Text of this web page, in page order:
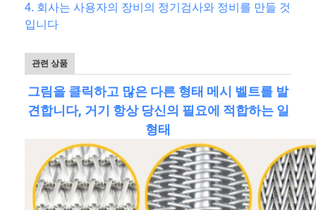
4. 회사는 사용자의 장비의 정기검사와 정비를 만들 것
입니다
관련 상품
그림을 클릭하고 많은 다른 형태 메시 벨트를 발
견합니다, 거기 항상 당신의 필요에 적합하는 일
형태